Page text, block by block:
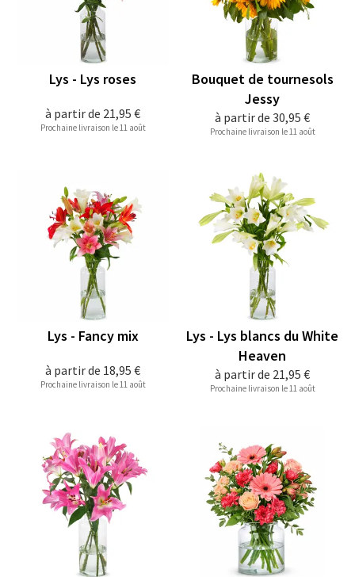
à partir de 21,95 €
Lys - Lys roses
Prochaine livraison le 11 août
à partir de 30,95 €
Bouquet de tournesols
Jessy
Prochaine livraison le 11 août
à partir de 18,95 €
Lys - Fancy mix
Prochaine livraison le 11 août
à partir de 21,95 €
Lys - Lys blancs du White
Heaven
Prochaine livraison le 11 août